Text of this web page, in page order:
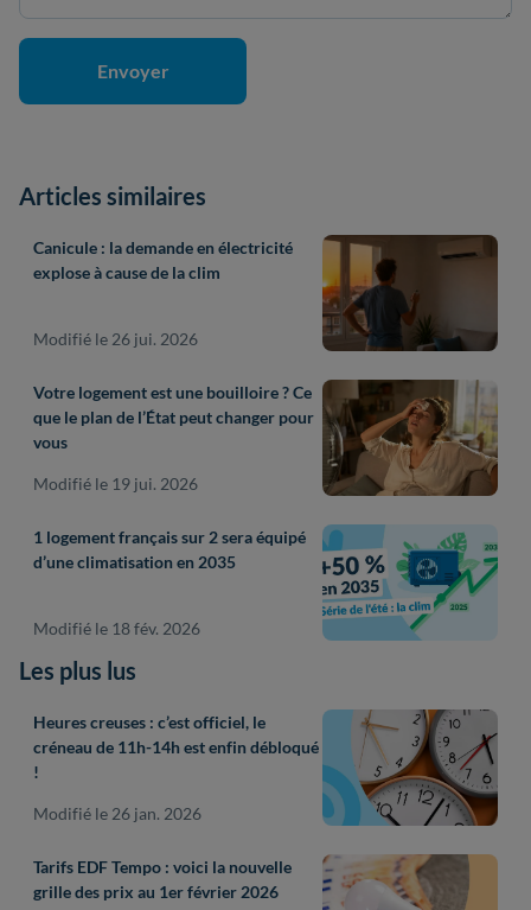
Articles similaires
Canicule : la demande en électricité
explose à cause de la clim
Modifié le 26 jui. 2026
Votre logement est une bouilloire ? Ce
que le plan de l’État peut changer pour
vous
Modifié le 19 jui. 2026
1 logement français sur 2 sera équipé
d’une climatisation en 2035
Modifié le 18 fév. 2026
Les plus lus
Heures creuses : c’est officiel, le
créneau de 11h-14h est enfin débloqué
!
Modifié le 26 jan. 2026
Tarifs EDF Tempo : voici la nouvelle
grille des prix au 1er février 2026